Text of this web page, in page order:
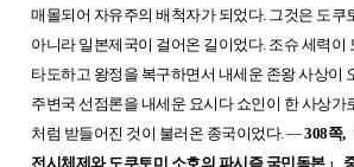
매몰되어 자유주의 배척자가 되었다. 그것은 도쿠
아니라 일본제국이 걸어온 길이었다. 조슈 세력이
타도하고 왕정을 복구하면서 내세운 존왕 사상이
주변국 선점론을 내세운 요시다 쇼인이 한 사상가
처럼 받들어진 것이 불러온 종국이었다. ―308쪽,
전시체제와 도쿠토미 소호의 파시즘 국민독본」